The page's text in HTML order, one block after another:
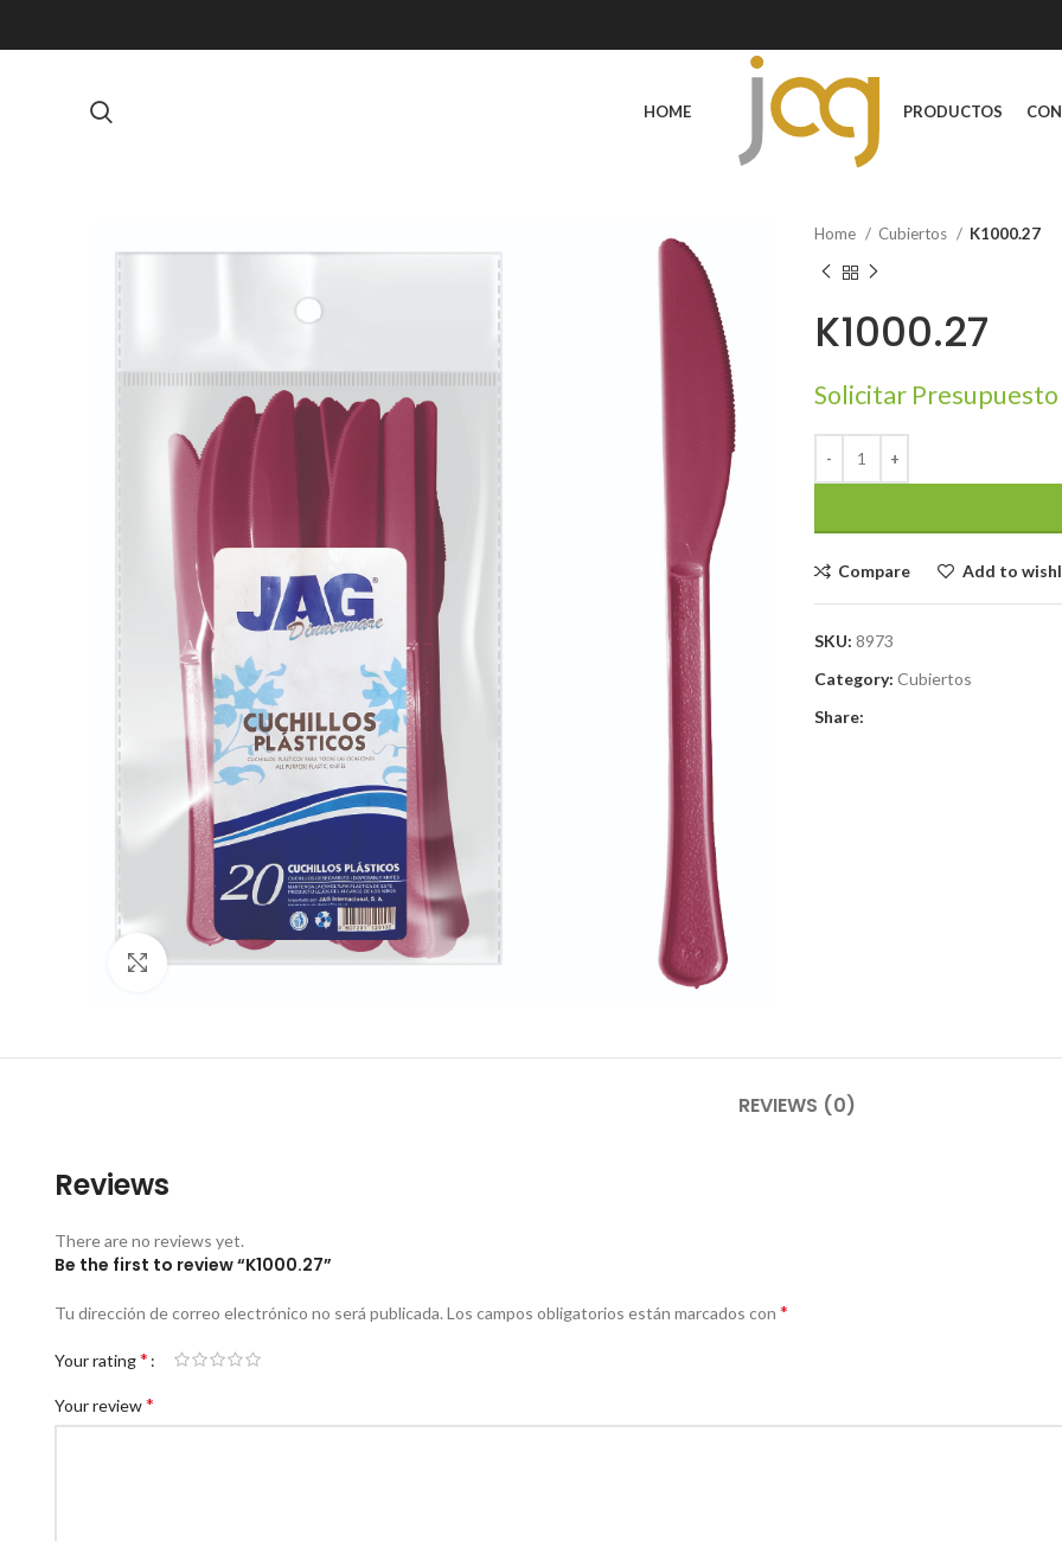
HOME PRODUCTOS
Click to enlarge
Home Cubiertos K1000.27
K1000.27
Solicitar Presupuesto
Compare Add to
SKU: 8973
Category: Cubiertos
Share:
REVIEWS (0)
Reviews
There are no reviews yet.
Be the first to review “K1000.27”
Tu dirección de correo electrónico no será publicada. Los campos obligatorios están marcados con *
Your rating*
Your review*